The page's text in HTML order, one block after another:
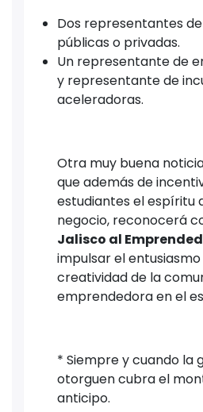
Dos representantes
públicas o privadas.
Un representante de
y representante de
aceleradoras.
Otra muy buena
que además de
estudiantes el espíritu
negocio, reconocerá
Jalisco al
impulsar el
creatividad de la
emprendedora en el
* Siempre y cuando la
otorguen cubra el
anticipo.